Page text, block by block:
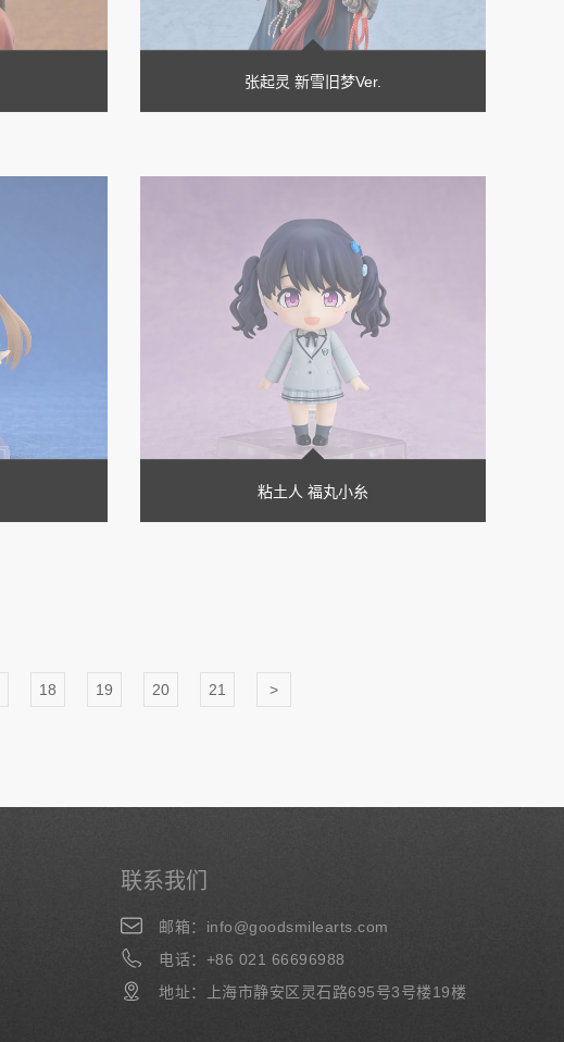
张起灵 新雪旧梦Ver.
粘土人 福丸小糸
18 19 20 21 >
联系我们
邮箱：info@goodsmilearts.com
电话：+86 021 66696988
地址：上海市静安区灵石路695号3号楼19楼